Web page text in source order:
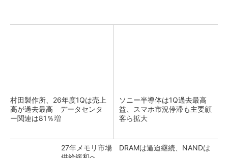
村田製作所、26年度1Qは売上
高が過去最高 データセンタ
ー関連は81％増
ソニー半導体は1Q過去最高
益、スマホ市況停滞も主要顧
客ら拡大
27年メモリ市場 DRAMは逼迫継続、NANDは